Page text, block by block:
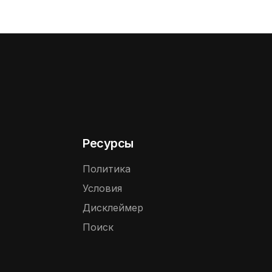
Ресурсы
Политика
Условия
Дисклеймер
Поиск